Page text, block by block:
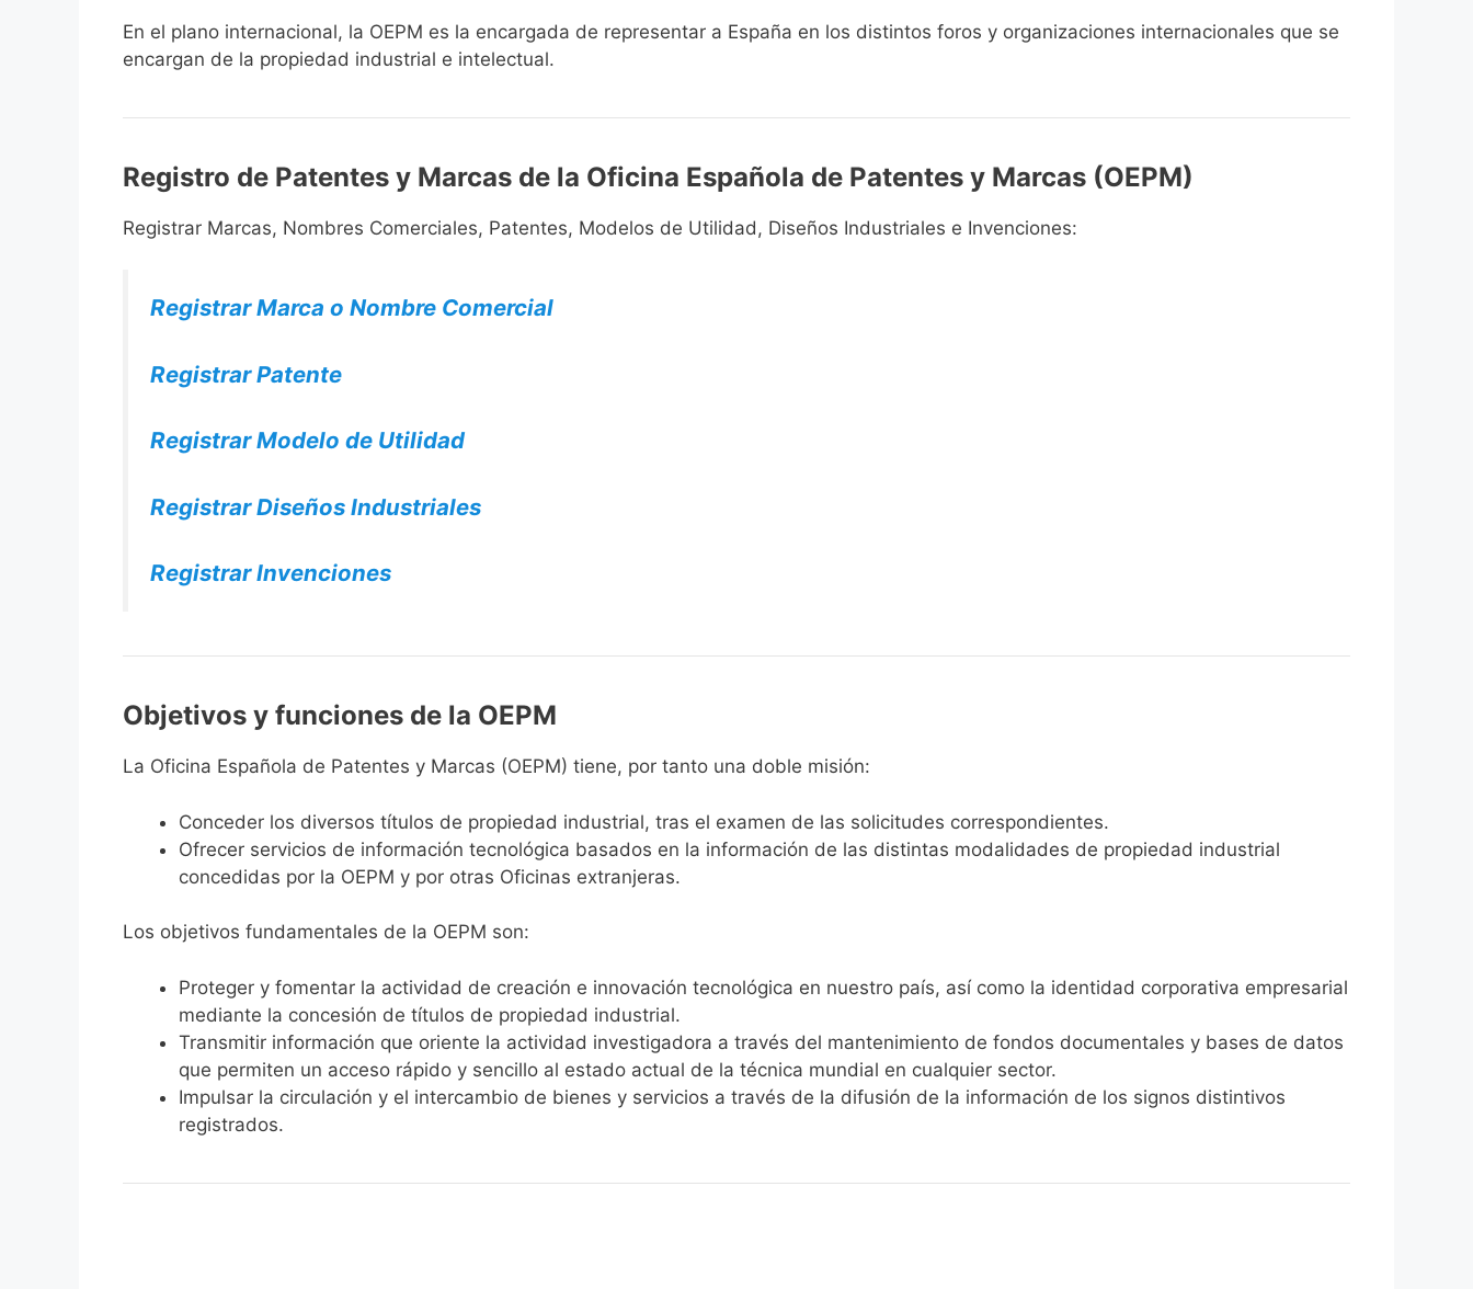
En el plano internacional, la OEPM es la encargada de representar a España en los distintos foros y organizaciones internacionales que se
encargan de la propiedad industrial e intelectual.
Registro de Patentes y Marcas de la Oficina Española de Patentes y Marcas (OEPM)
Registrar Marcas, Nombres Comerciales, Patentes, Modelos de Utilidad, Diseños Industriales e Invenciones:
Registrar Marca o Nombre Comercial
Registrar Patente
Registrar Modelo de Utilidad
Registrar Diseños Industriales
Registrar Invenciones
Objetivos y funciones de la OEPM
La Oficina Española de Patentes y Marcas (OEPM) tiene, por tanto una doble misión:
Conceder los diversos títulos de propiedad industrial, tras el examen de las solicitudes correspondientes.
Ofrecer servicios de información tecnológica basados en la información de las distintas modalidades de propiedad industrial
concedidas por la OEPM y por otras Oficinas extranjeras.
Los objetivos fundamentales de la OEPM son:
Proteger y fomentar la actividad de creación e innovación tecnológica en nuestro país, así como la identidad corporativa empresarial
mediante la concesión de títulos de propiedad industrial.
Transmitir información que oriente la actividad investigadora a través del mantenimiento de fondos documentales y bases de datos
que permiten un acceso rápido y sencillo al estado actual de la técnica mundial en cualquier sector.
Impulsar la circulación y el intercambio de bienes y servicios a través de la difusión de la información de los signos distintivos
registrados.